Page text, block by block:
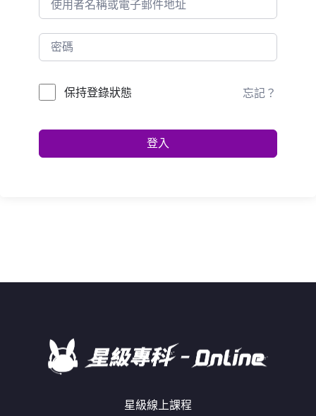
保持登錄狀態 忘記？
登入
星級線上課程